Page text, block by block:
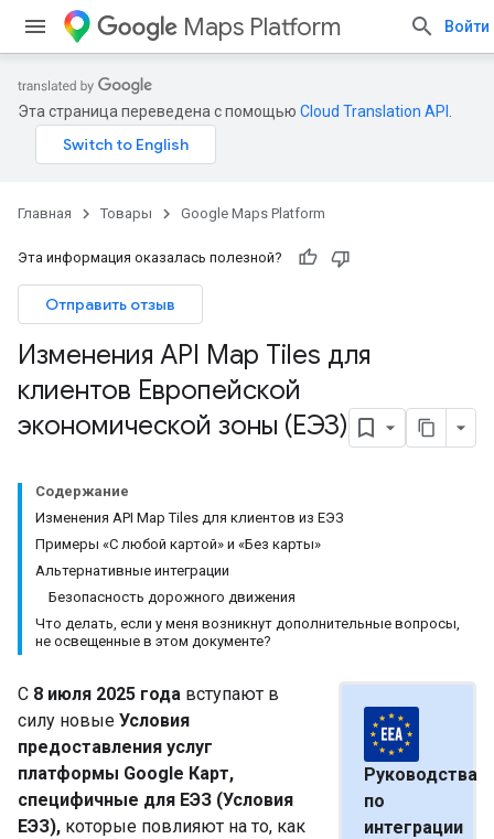
Maps Platform Войти
Эта страница переведена с помощью Cloud Translation API
Главная Товары Google Maps Platform
Эта информация оказалась полезной?
Отправить отзыв
Изменения API Map Tiles для
клиентов Европейской
экономической зоны (ЕЭЗ)
Содержание
Изменения API Map Tiles для клиентов из ЕЭЗ
Примеры «С любой картой» и «Без карты»
Альтернативные интеграции
Безопасность дорожного движения
Что делать, если у меня возникнут дополнительные вопросы,
не освещенные в этом документе?
Руководства
по
интеграции
С 8 июля 2025 года вступают в
силу новые Условия
предоставления услуг
платформы Google Карт,
специфичные для ЕЭЗ (Условия
ЕЭЗ), которые повлияют на то, как